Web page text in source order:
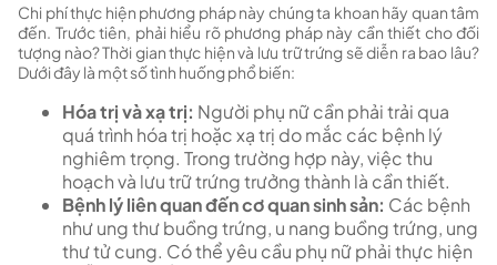
Chi phí thực hiện phương pháp này chúng ta khoan hãy quan tâm
đến. Trước tiên, phải hiểu rõ phương pháp này cần thiết cho đối
tượng nào? Thời gian thực hiện và lưu trữ trứng sẽ diễn ra bao lâu?
Dưới đây là một số tình huống phổ biến:
Hóa trị và xạ trị: Người phụ nữ cần phải trải qua
quá trình hóa trị hoặc xạ trị do mắc các bệnh lý
nghiêm trọng. Trong trường hợp này, việc thu
hoạch và lưu trữ trứng trưởng thành là cần thiết.
Bệnh lý liên quan đến cơ quan sinh sản: Các bệnh
như ung thư buồng trứng, u nang buồng trứng, ung
thư tử cung. Có thể yêu cầu phụ nữ phải thực hiện